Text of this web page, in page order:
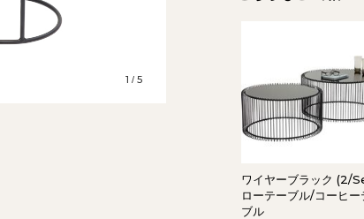
1 / 5
ワイヤーブラック (2/
ローテーブル/コーヒー
ブル